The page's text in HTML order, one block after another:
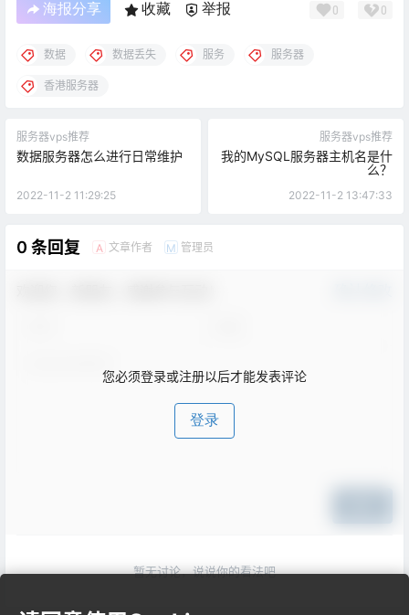
海报分享 收藏 举报 0 0
数据 数据丢失 服务 服务器
香港服务器
服务器vps推荐
数据服务器怎么进行日常维护
2022-11-2 11:29:25
服务器vps推荐
我的MySQL服务器主机名是什
么？
2022-11-2 13:47:33
0 条回复 A 文章作者 M 管理员
您必须登录或注册以后才能发表评论
登录
暂无讨论，说说你的看法吧